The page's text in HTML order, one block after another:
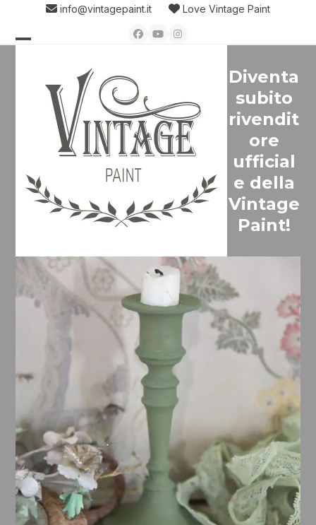
content
info@vintagepaint.it Love Vintage Paint
Facebook
YouTubeInstagram
menu
menu
Diventa
subito
rivendit
ore
ufficial
e della
Vintage
Paint!